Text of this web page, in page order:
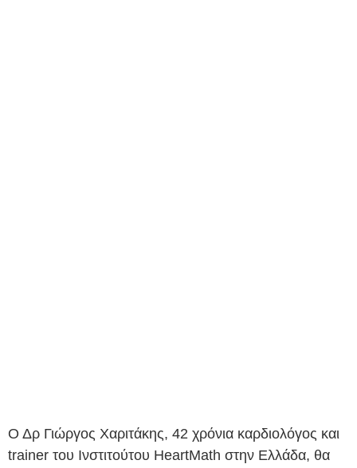
Ο Δρ Γιώργος Χαριτάκης, 42 χρόνια καρδιολόγος και
trainer του Ινστιτούτου HeartMath στην Ελλάδα, θα